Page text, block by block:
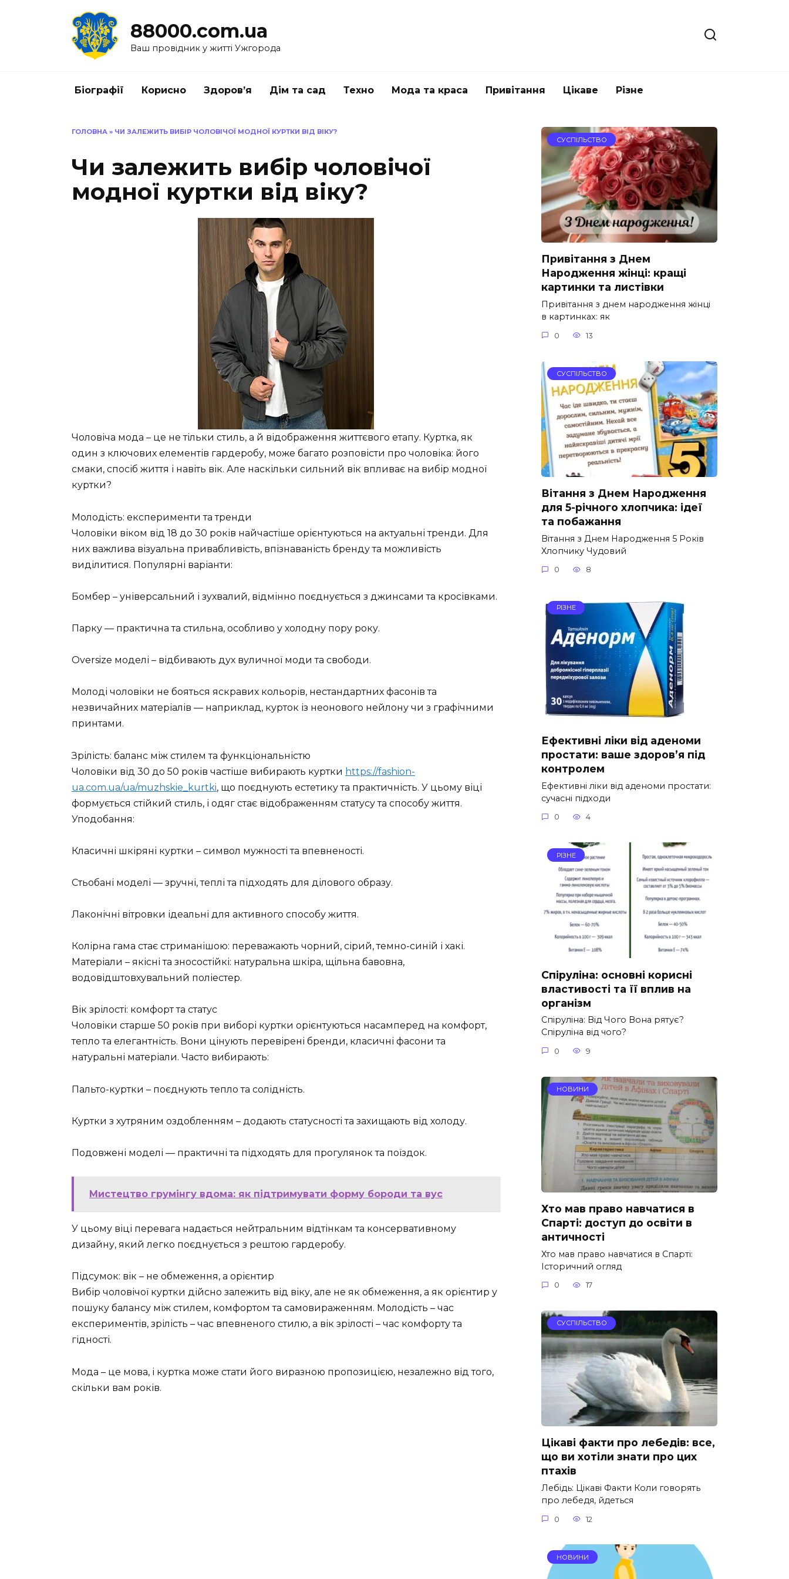
88000.com.ua
Ваш провідник у житті Ужгорода
Біографії Корисно Здоров’я Дім та сад Техно Мода та краса Привітання Цікаве Різне
ГОЛОВНА » ЧИ ЗАЛЕЖИТЬ ВИБІР ЧОЛОВІЧОЇ МОДНОЇ КУРТКИ ВІД ВІКУ?
Чи залежить вибір чоловічої
модної куртки від віку?
Чоловіча мода – це не тільки стиль, а й відображення життєвого етапу. Куртка, як
один з ключових елементів гардеробу, може багато розповісти про чоловіка: його
смаки, спосіб життя і навіть вік. Але наскільки сильний вік впливає на вибір модної
куртки?
Молодість: експерименти та тренди
Чоловіки віком від 18 до 30 років найчастіше орієнтуються на актуальні тренди. Для
них важлива візуальна привабливість, впізнаваність бренду та можливість
виділитися. Популярні варіанти:
Бомбер – універсальний і зухвалий, відмінно поєднується з джинсами та кросівками.
Парку — практична та стильна, особливо у холодну пору року.
Oversize моделі – відбивають дух вуличної моди та свободи.
Молоді чоловіки не бояться яскравих кольорів, нестандартних фасонів та
незвичайних матеріалів — наприклад, курток із неонового нейлону чи з графічними
принтами.
Зрілість: баланс між стилем та функціональністю
Чоловіки від 30 до 50 років частіше вибирають куртки https://fashion-
ua.com.ua/ua/muzhskie_kurtki, що поєднують естетику та практичність. У цьому віці
формується стійкий стиль, і одяг стає відображенням статусу та способу життя.
Уподобання:
Класичні шкіряні куртки – символ мужності та впевненості.
Стьобані моделі — зручні, теплі та підходять для ділового образу.
Лаконічні вітровки ідеальні для активного способу життя.
Колірна гама стає стриманішою: переважають чорний, сірий, темно-синій і хакі.
Матеріали – якісні та зносостійкі: натуральна шкіра, щільна бавовна,
водовідштовхувальний поліестер.
Вік зрілості: комфорт та статус
Чоловіки старше 50 років при виборі куртки орієнтуються насамперед на комфорт,
тепло та елегантність. Вони цінують перевірені бренди, класичні фасони та
натуральні матеріали. Часто вибирають:
Пальто-куртки – поєднують тепло та солідність.
Куртки з хутряним оздобленням – додають статусності та захищають від холоду.
Подовжені моделі — практичні та підходять для прогулянок та поїздок.
Мистецтво грумінгу вдома: як підтримувати форму бороди та вус
У цьому віці перевага надається нейтральним відтінкам та консервативному
дизайну, який легко поєднується з рештою гардеробу.
Підсумок: вік – не обмеження, а орієнтир
Вибір чоловічої куртки дійсно залежить від віку, але не як обмеження, а як орієнтир у
пошуку балансу між стилем, комфортом та самовираженням. Молодість – час
експериментів, зрілість – час впевненого стилю, а вік зрілості – час комфорту та
гідності.
Мода – це мова, і куртка може стати його виразною пропозицією, незалежно від того,
скільки вам років.
СУСПІЛЬСТВО
Привітання з Днем
Народження жінці: кращі
картинки та листівки
Привітання з днем народження жінці
в картинках: як
0 13
СУСПІЛЬСТВО
Вітання з Днем Народження
для 5-річного хлопчика: ідеї
та побажання
Вітання з Днем Народження 5 Років
Хлопчику Чудовий
0 8
РІЗНЕ
Ефективні ліки від аденоми
простати: ваше здоров’я під
контролем
Ефективні ліки від аденоми простати:
сучасні підходи
0 4
РІЗНЕ
Спіруліна: основні корисні
властивості та її вплив на
організм
Спіруліна: Від Чого Вона рятує?
Спіруліна від чого?
0 9
НОВИНИ
Хто мав право навчатися в
Спарті: доступ до освіти в
античності
Хто мав право навчатися в Спарті:
Історичний огляд
0 17
СУСПІЛЬСТВО
Цікаві факти про лебедів: все,
що ви хотіли знати про цих
птахів
Лебідь: Цікаві Факти Коли говорять
про лебедя, йдеться
0 12
НОВИНИ